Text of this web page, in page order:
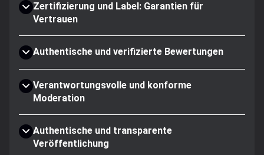
Zertifizierung und Label: Garantien für
Vertrauen
Authentische und verifizierte Bewertungen
Verantwortungsvolle und konforme
Moderation
Authentische und transparente
Veröffentlichung